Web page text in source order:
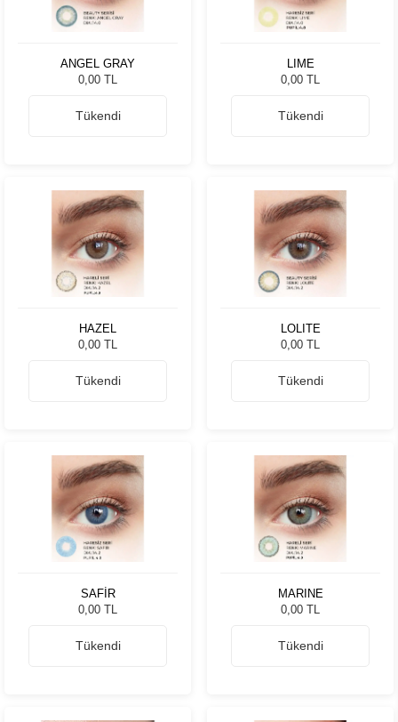
ANGEL GRAY
0,00 TL
Tükendi
LIME
0,00 TL
Tükendi
HAZEL
0,00 TL
Tükendi
LOLITE
0,00 TL
Tükendi
SAFİR
0,00 TL
Tükendi
MARINE
0,00 TL
Tükendi